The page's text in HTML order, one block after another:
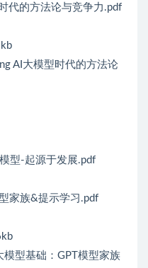
代的方法论与竞争力.pdf
AI大模型时代的方法论
型-起源于发展.pdf
家族&提示学习.pdf
型基础：GPT模型家族